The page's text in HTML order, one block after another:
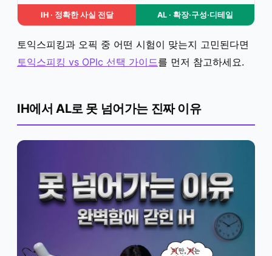
IH · 정확한 사실 전달 AL · 확장·구성·디테일
토익스피킹과 오픽 중 어떤 시험이 맞는지 고민된다면
토익스피킹 vs OPIc 선택 가이드를 먼저 참고하세요.
IH에서 AL로 못 넘어가는 진짜 이유